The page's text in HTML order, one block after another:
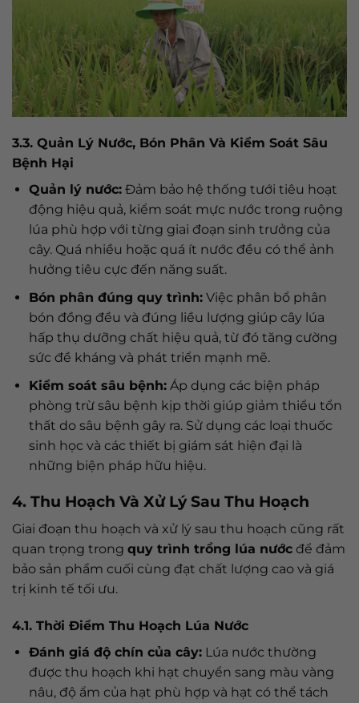
3.3. Quản Lý Nước, Bón Phân Và Kiểm Soát Sâu
Bệnh Hại
Quản lý nước:Đảm bảo hệ thống tưới tiêu hoạt
động hiệu quả, kiểm soát mực nước trong ruộng
lúa phù hợp với từng giai đoạn sinh trưởng của
cây. Quá nhiều hoặc quá ít nước đều có thể ảnh
hưởng tiêu cực đến năng suất.
Bón phân đúng quy trình:Việc phân bổ phân
bón đồng đều và đúng liều lượng giúp cây lúa
hấp thụ dưỡng chất hiệu quả, từ đó tăng cường
sức đề kháng và phát triển mạnh mẽ.
Kiểm soát sâu bệnh:Áp dụng các biện pháp
phòng trừ sâu bệnh kịp thời giúp giảm thiểu tổn
thất do sâu bệnh gây ra. Sử dụng các loại thuốc
sinh học và các thiết bị giám sát hiện đại là
những biện pháp hữu hiệu.
4. Thu Hoạch Và Xử Lý Sau Thu Hoạch
Giai đoạn thu hoạch và xử lý sau thu hoạch cũng rất
quan trọng trong quy trình trồng lúa nước để đảm
bảo sản phẩm cuối cùng đạt chất lượng cao và giá
trị kinh tế tối ưu.
4.1. Thời Điểm Thu Hoạch Lúa Nước
Đánh giá độ chín của cây:Lúa nước thường
được thu hoạch khi hạt chuyển sang màu vàng
nâu, độ ẩm của hạt phù hợp và hạt có thể tách